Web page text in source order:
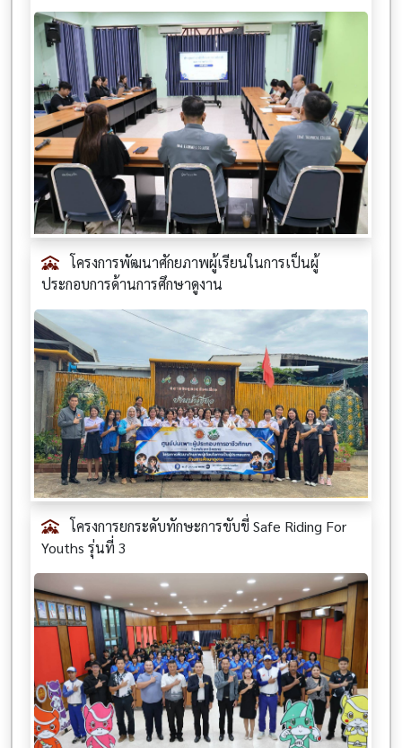
โครงการพัฒนาศักยภาพผู้เรียนในการเป็นผู้
ประกอบการด้านการศึกษาดูงาน
โครงการยกระดับทักษะการขับขี่ Safe Riding For
Youths รุ่นที่ 3